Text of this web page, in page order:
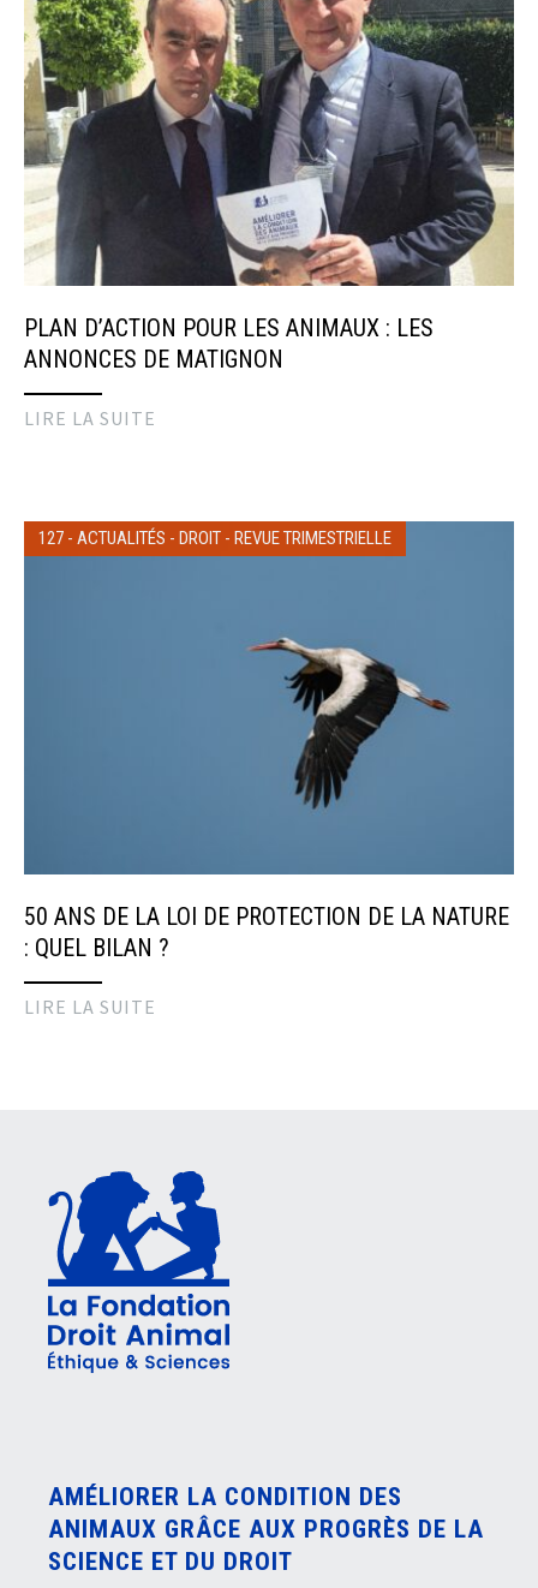
PLAN D’ACTION POUR LES ANIMAUX : LES
ANNONCES DE MATIGNON
LIRE LA SUITE
127 - ACTUALITÉS - DROIT - REVUE TRIMESTRIELLE
50 ANS DE LA LOI DE PROTECTION DE LA NATURE
: QUEL BILAN ?
LIRE LA SUITE
AMÉLIORER LA CONDITION DES
ANIMAUX GRÂCE AUX PROGRÈS DE LA
SCIENCE ET DU DROIT